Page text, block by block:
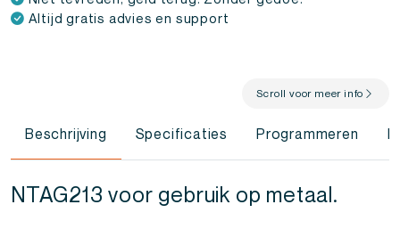
aantal
Altijd gratis advies en support
Scroll voor meer info
Beschrijving Specificaties Programmeren
NTAG213 voor gebruik op metaal.